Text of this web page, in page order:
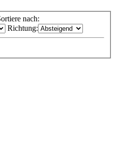
nach:
Richtung: